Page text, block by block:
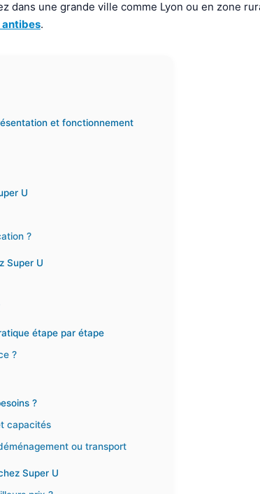
dans une grande ville comme Lyon ou en zone
.
et fonctionnement
U
?
Super U
étape par étape
?
?
capacités
ou transport
Super U